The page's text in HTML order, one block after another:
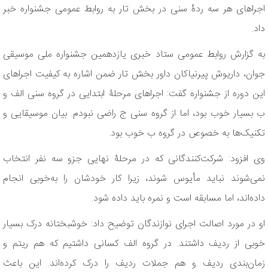
اجراهای هر سه ردۀ سنی در بخش تار به روابط عمومی جشنواره خبر
داد.
به گزارش روابط عمومی ستاد خبری یازدهمین جشنواره ملی موسیقی
جوان، داریوش پیرنیاکان داور بخش تار ضمن اشاره به کیفیت اجراهای
این دوره از جشنواره گفت: اجراهای مرحلۀ ابتدایی در گروه سنی الف و
ب بسیار خوب بود، اما از گروه سنی ج راضی نبودم. بیان موسیقایی و
تکنیک‌ها به خصوص در گروه ب خوب بود.
وی افزود: شرکت‌کنندگانی که در مرحلۀ نهایی جزو سه نفر انتخاب
نمی‌شوند نباید مأیوس شوند، زیرا کار خودشان را به‌خوبی انجام
داده‌اند، اما مسابقه است و نمره باید داده شود.
او در مورد اصالت اجرای نوازندگان توضیح داد: خوشبختانه درک بسیار
خوبی از ردیف داشتند. در گروه الف کسانی داشتیم که هم ریتم و
زمان‌بندی ردیف و هم جملات ردیف را درک کرده‌اند. این باعث